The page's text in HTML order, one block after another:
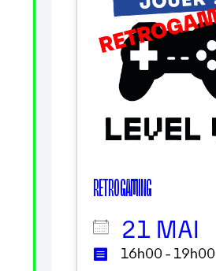
RETRO GAMING
21 MAI
16h00 - 19h00